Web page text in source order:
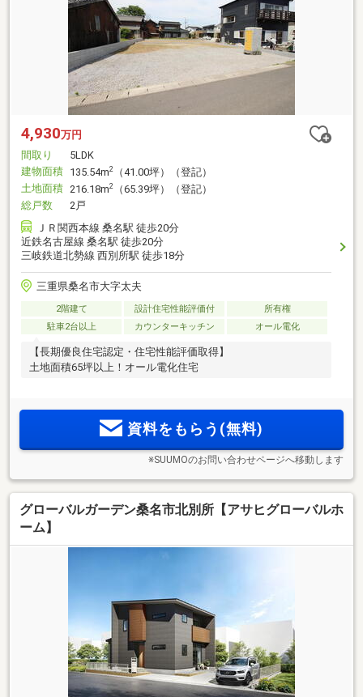
4,930万円
間取り
5LDK
建物面積 135.54m2
（41.00坪）（登記）
土地面積 216.18m2
（65.39坪）（登記）
総戸数
2戸
ＪＲ関西本線 桑名駅 徒歩20分
近鉄名古屋線 桑名駅 徒歩20分
三岐鉄道北勢線 西別所駅 徒歩18分
三重県桑名市大字太夫
2階建て 設計住宅性能評価付
所有権
駐車2台以上
カウンターキッチン オール電化
【長期優良住宅認定・住宅性能評価取得】
土地面積65坪以上！オール電化住宅
資料をもらう(無料)
※SUUMOのお問い合わせページへ移動します
グローバルガーデン桑名市北別所【アサヒグローバルホ
ーム】